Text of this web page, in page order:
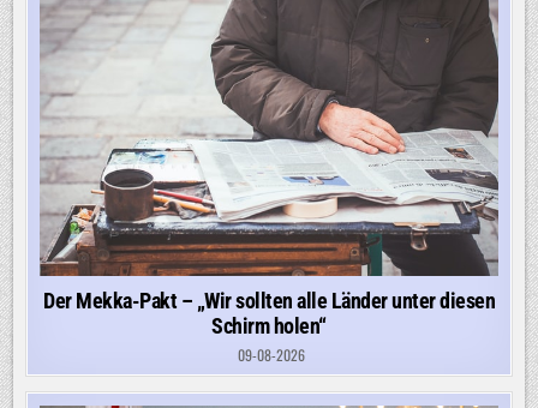
Der Mekka-Pakt – „Wir sollten alle Länder unter diesen
Schirm holen“
09-08-2026